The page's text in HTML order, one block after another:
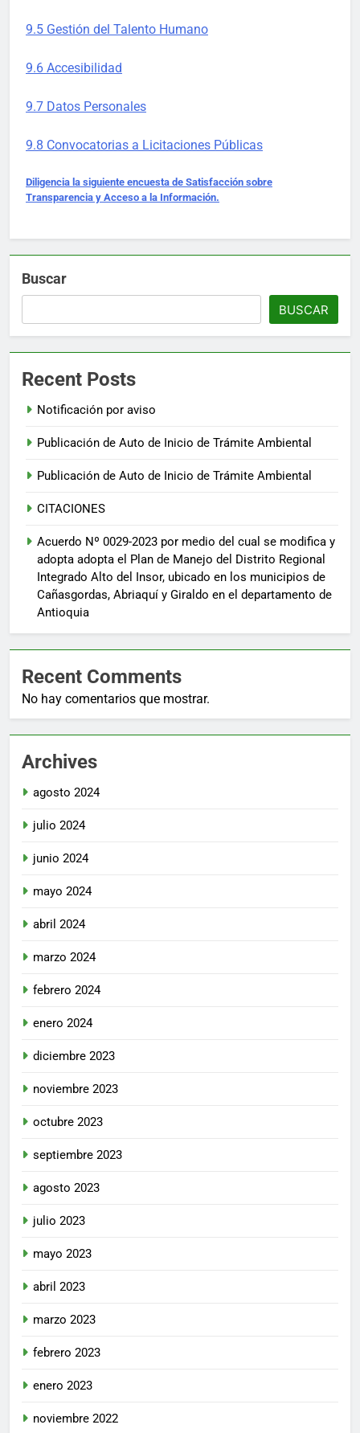
9.5 Gestión del Talento Humano
9.6 Accesibilidad
9.7 Datos Personales
9.8 Convocatorias a Licitaciones Públicas
Diligencia la siguiente encuesta de Satisfacción sobre
Transparencia y Acceso a la Información.
Buscar
BUSCAR
Recent Posts
Notificación por aviso
Publicación de Auto de Inicio de Trámite Ambiental
Publicación de Auto de Inicio de Trámite Ambiental
CITACIONES
Acuerdo Nº 0029-2023 por medio del cual se modifica y
adopta adopta el Plan de Manejo del Distrito Regional
Integrado Alto del Insor, ubicado en los municipios de
Cañasgordas, Abriaquí y Giraldo en el departamento de
Antioquia
Recent Comments
No hay comentarios que mostrar.
Archives
agosto 2024
julio 2024
junio 2024
mayo 2024
abril 2024
marzo 2024
febrero 2024
enero 2024
diciembre 2023
noviembre 2023
octubre 2023
septiembre 2023
agosto 2023
julio 2023
mayo 2023
abril 2023
marzo 2023
febrero 2023
enero 2023
noviembre 2022